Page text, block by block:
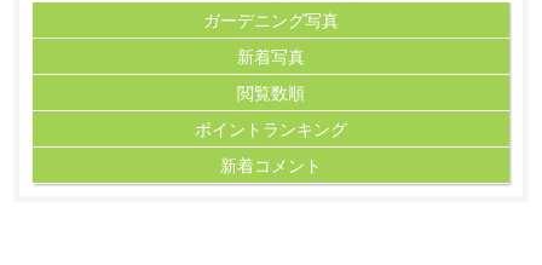
ガーデニング写真
新着写真
閲覧数順
ポイント ランキング
新着コメント